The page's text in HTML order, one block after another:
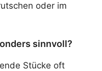
oder im
sinnvoll?
Stücke oft